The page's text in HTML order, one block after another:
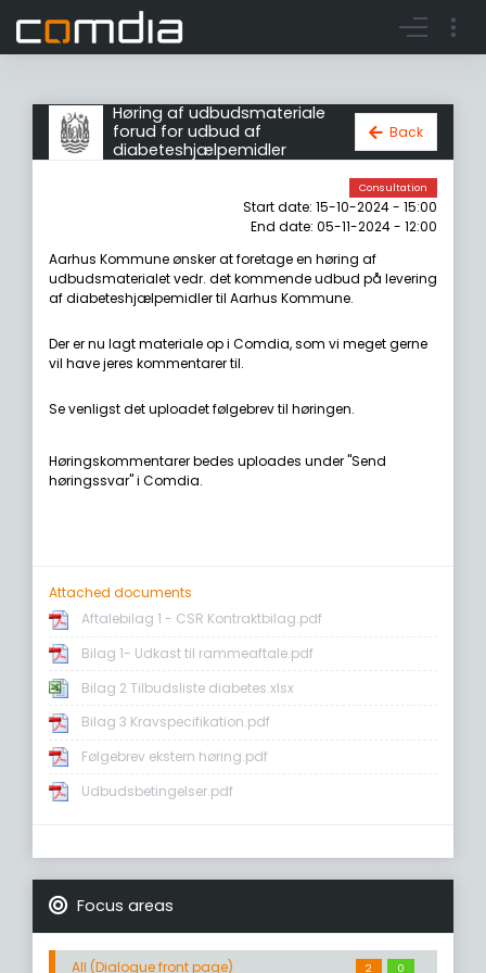
Go to login Register account
Høring af udbudsmateriale
forud for udbud af
diabeteshjælpemidler
Back
Consultation
Start date: 15-10-2024 - 15:00
End date: 05-11-2024 - 12:00
Aarhus Kommune ønsker at foretage en høring af
udbudsmaterialet vedr. det kommende udbud på levering
af diabeteshjælpemidler til Aarhus Kommune.
Der er nu lagt materiale op i Comdia, som vi meget gerne
vil have jeres kommentarer til.
Se venligst det uploadet følgebrev til høringen.
Høringskommentarer bedes uploades under "Send
høringssvar" i Comdia.
Attached documents
Aftalebilag 1 - CSR Kontraktbilag.pdf
Bilag 1- Udkast til rammeaftale.pdf
Bilag 2 Tilbudsliste diabetes.xlsx
Bilag 3 Kravspecifikation.pdf
Følgebrev ekstern høring.pdf
Udbudsbetingelser.pdf
Focus areas
All (Dialogue front page) 2 0